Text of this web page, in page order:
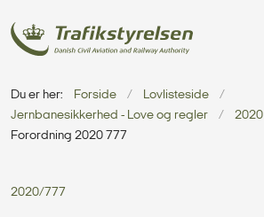
Du er her: Forside
Lovlisteside
Jernbanesikkerhed - Love og regler
2020
Forordning 2020 777
2020/777